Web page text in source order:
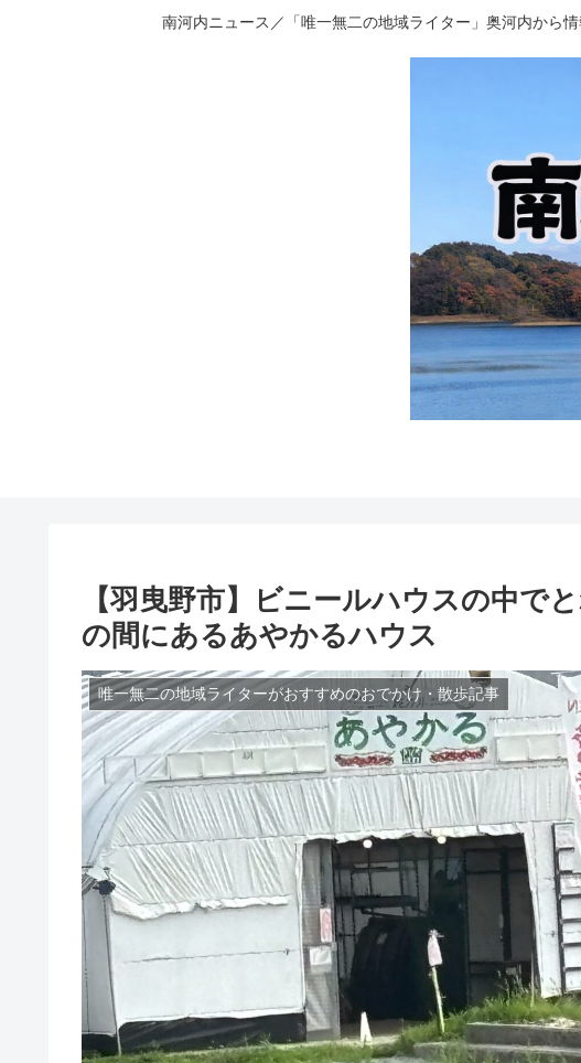
南河内ニュース／「唯一無二の地域ライター」奥河内から
【羽曳野市】ビニールハウスの中で
の間にあるあやかるハウス
唯一無二の地域ライターがおすすめのおでかけ・散歩記事